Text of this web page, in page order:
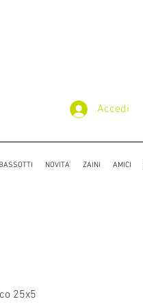
Accedi
NOVITA' ZAINI AMICI
25x5